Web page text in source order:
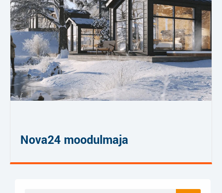
Nova24 moodulmaja